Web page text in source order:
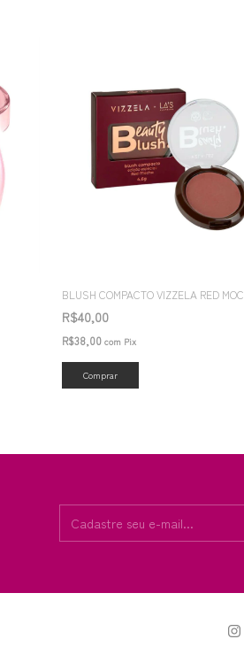
BLUSH COMPACTO VIZZELA RED
R$40,00
R$38,00 com Pix